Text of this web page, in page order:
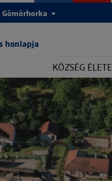
Gömörhorka
honlapja
KÖZSÉG ÉLETE